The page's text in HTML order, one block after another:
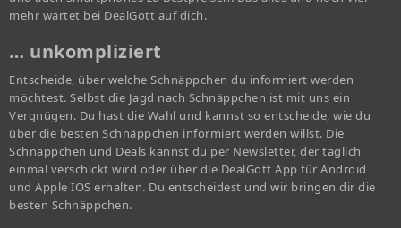
mehr wartet bei DealGott auf dich.
… unkompliziert
Entscheide, über welche Schnäppchen du informiert werden
möchtest. Selbst die Jagd nach Schnäppchen ist mit uns ein
Vergnügen. Du hast die Wahl und kannst so entscheide, wie du
über die besten Schnäppchen informiert werden willst. Die
Schnäppchen und Deals kannst du per Newsletter, der täglich
einmal verschickt wird oder über die DealGott App für Android
und Apple IOS erhalten. Du entscheidest und wir bringen dir die
besten Schnäppchen.